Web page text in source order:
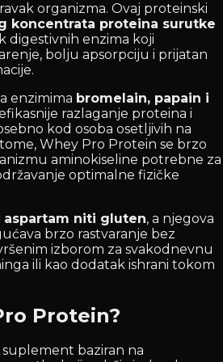
organizma. Ovaj proteinski
koncentrata proteina surutke
digestivnih enzima koji
bolju apsorpciju i prijatan
enzimima bromelain, papain i
razlaganje proteina i
kod osoba osetljivih na
Whey Pro Protein se brzo
aminokiseline potrebne za
optimalne fizičke
aspartam niti gluten, a njegova
brzo rastvaranje bez
izborom za svakodnevnu
ili kao dodatak ishrani tokom
Protein?
suplement baziran na